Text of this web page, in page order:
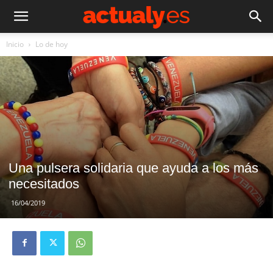
Inicio Lo de hoy
Una pulsera solidaria que ayuda a los más
necesitados
16/04/2019